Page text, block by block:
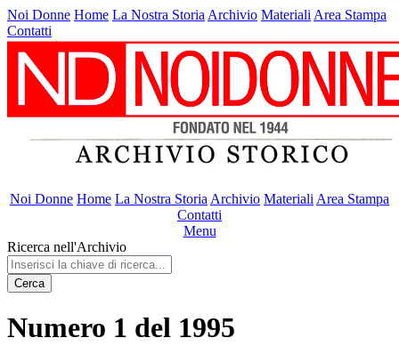
Noi Donne Home La Nostra Storia Archivio Materiali Area Stampa
Contatti
Noi Donne Home La Nostra Storia Archivio Materiali Area Stampa
Contatti
Menu
Ricerca nell'Archivio
Cerca
Numero 1 del 1995